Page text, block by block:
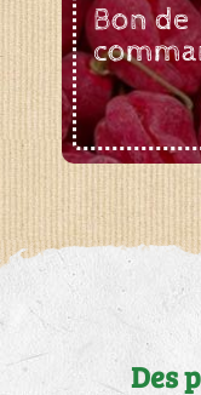
Bon de
Des